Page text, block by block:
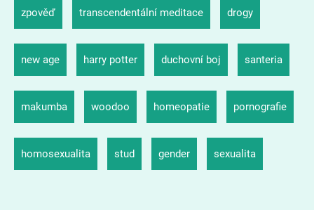
zpověď transcendentální meditace drogy
new age harry potter duchovní boj santeria
makumba woodoo homeopatie pornografie
homosexualita stud gender sexualita